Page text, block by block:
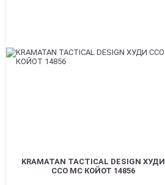
KRAMATAN TACTICAL DESIGN ХУДИ
ССО МС КОЙОТ 14856